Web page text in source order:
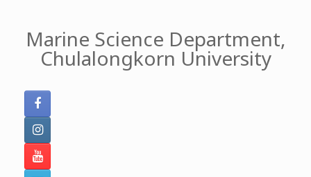
contentMarine Science Department,
Chulalongkorn University